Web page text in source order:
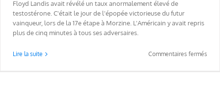
Floyd Landis avait révélé un taux anormalement élevé de
testostérone. C'était le jour de l'épopée victorieuse du futur
vainqueur, lors de la 17e étape à Morzine. L'Américain y avait repris
plus de cinq minutes à tous ses adversaires.
Lire la suite Commentaires fermés